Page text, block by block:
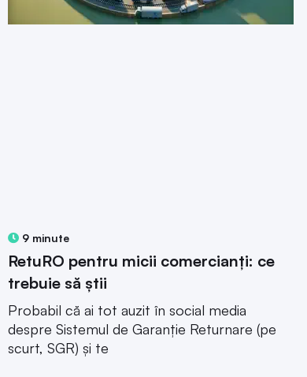
9 minute
RetuRO pentru micii comercianți: ce
trebuie să știi
Probabil că ai tot auzit în social media
despre Sistemul de Garanție Returnare (pe
scurt, SGR) și te